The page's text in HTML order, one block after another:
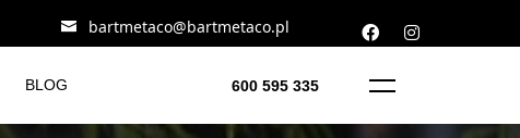
bartmetaco@bartmetaco.pl
BLOG 600 595 335